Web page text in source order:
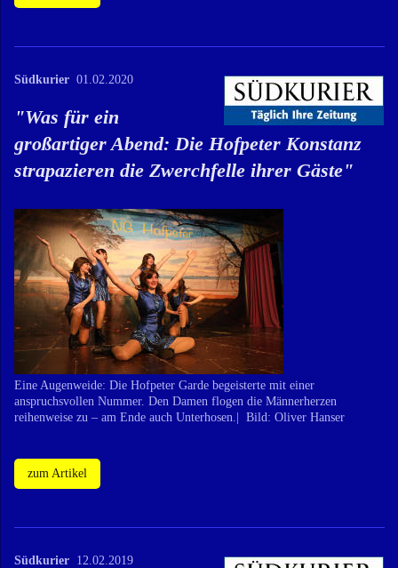
Südkurier 01.02.2020
"Was für ein
großartiger Abend: Die Hofpeter Konstanz
strapazieren die Zwerchfelle ihrer Gäste"
Eine Augenweide: Die Hofpeter Garde begeisterte mit einer
anspruchsvollen Nummer. Den Damen flogen die Männerherzen
reihenweise zu – am Ende auch Unterhosen.| Bild: Oliver Hanser
zum Artikel
Südkurier 12.02.2019